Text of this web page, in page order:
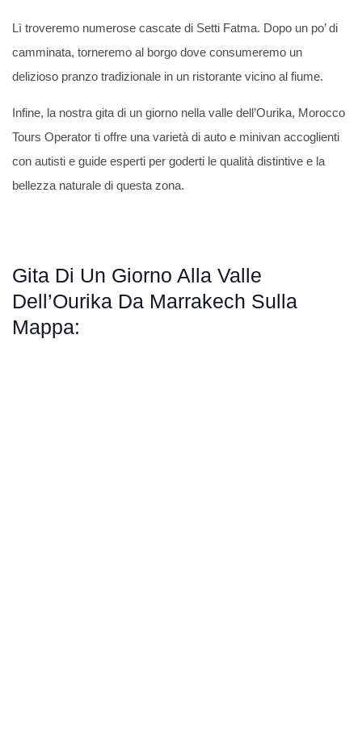
Lì troveremo numerose cascate di Setti Fatma. Dopo un po’ di
camminata, torneremo al borgo dove consumeremo un
delizioso pranzo tradizionale in un ristorante vicino al fiume.
Infine, la nostra gita di un giorno nella valle dell’Ourika, Morocco
Tours Operator ti offre una varietà di auto e minivan accoglienti
con autisti e guide esperti per goderti le qualità distintive e la
bellezza naturale di questa zona.
Gita Di Un Giorno Alla Valle
Dell’Ourika Da Marrakech Sulla
Mappa: